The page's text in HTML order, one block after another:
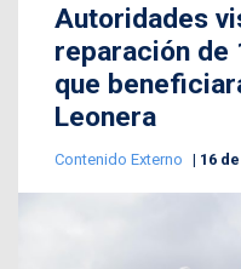
Autoridades
reparación de
que
Leonera
Contenido Externo 16